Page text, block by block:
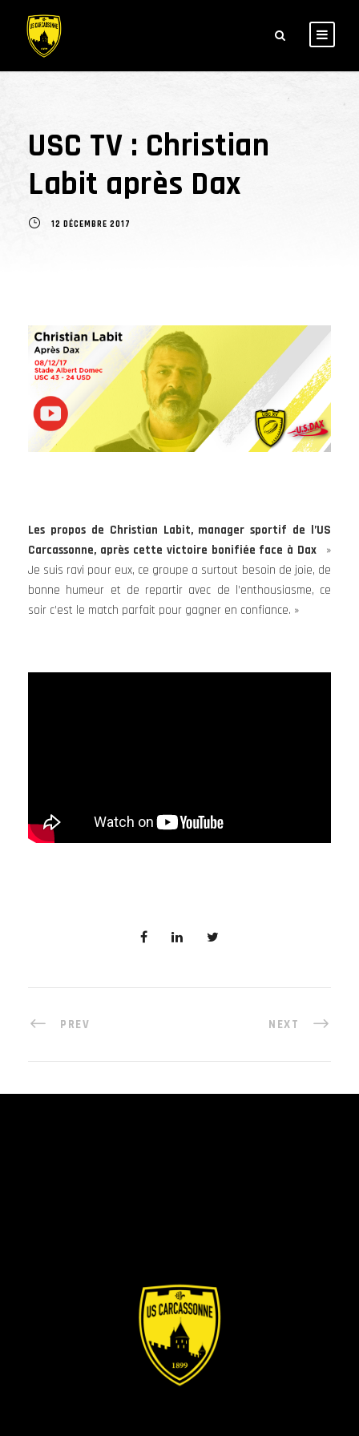
USC TV : Christian
Labit après Dax
12 DÉCEMBRE 2017
Les propos de Christian Labit, manager sportif de l’US
Carcassonne, après cette victoire bonifiée face à Dax »
Je suis ravi pour eux, ce groupe a surtout besoin de joie, de
bonne humeur et de repartir avec de l’enthousiasme, ce
soir c’est le match parfait pour gagner en confiance. »
PREV NEXT